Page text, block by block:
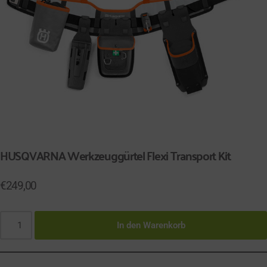
HUSQVARNA Werkzeuggürtel Flexi Transport Kit
€249,00
In den Warenkorb